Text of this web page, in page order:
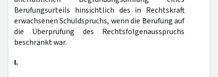
Berufungsurteils hinsichtlich des in Rechtskraft
erwachsenen Schuldspruchs, wenn die Berufung auf
die Überprüfung des Rechtsfolgenausspruchs
beschränkt war.
I.